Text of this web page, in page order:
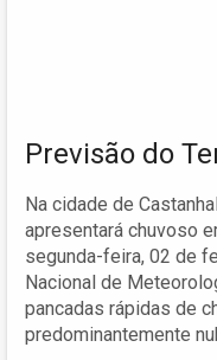
Previsão do
Na cidade de
apresentará chuvoso
segunda-feira, 02 de
Nacional de
pancadas rápidas de
predominantemente